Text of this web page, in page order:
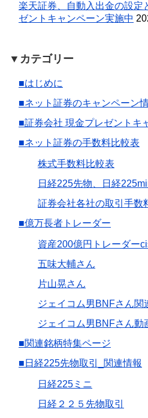
楽天証券、自動入出金の設定
ゼントキャンペーン実施中
▼カテゴリー
■はじめに
■ネット証券のキャンペーン
■証券会社 現金プレゼントキ
■ネット証券の手数料比較表
株式手数料比較表
日経225先物、日経
証券会社各社の取引手数
■億万長者トレーダー
資産200億円トレーダー
五味大輔さん
片山晃さん
ジェイコム男BNFさん関
ジェイコム男BNFさん動
■関連銘柄特集ページ
■日経225先物取引_関連情報
日経225ミニ
日経２２５先物取引